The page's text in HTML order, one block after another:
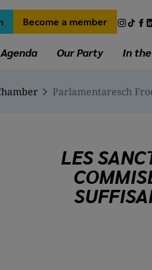
Become a member
links
Our Party In
Parlamentaresch
LES